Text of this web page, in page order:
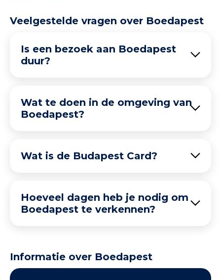
Veelgestelde vragen over Boedapest
Is een bezoek aan Boedapest
duur?
Wat te doen in de omgeving van
Boedapest?
Wat is de Budapest Card?
Hoeveel dagen heb je nodig om
Boedapest te verkennen?
Informatie over Boedapest